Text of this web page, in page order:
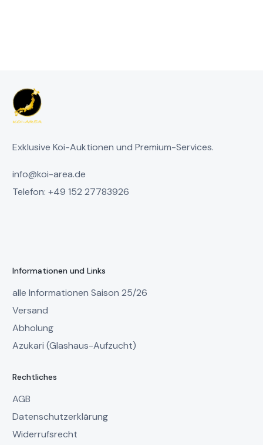
Exklusive Koi-Auktionen und Premium-Services.
info@koi-area.de
Telefon: +49 152 27783926
Informationen und Links
alle Informationen Saison 25/26
Versand
Abholung
Azukari (Glashaus-Aufzucht)
Rechtliches
AGB
Datenschutzerklärung
Widerrufsrecht